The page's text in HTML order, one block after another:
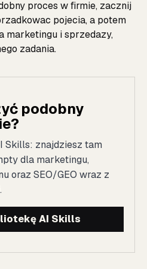
proces w firmie, zacznij
pojecia, a potem
marketingu i sprzedazy,
zadania.
podobny
Skills: znajdziesz tam
dla marketingu,
oraz SEO/GEO wraz z
AI Skills